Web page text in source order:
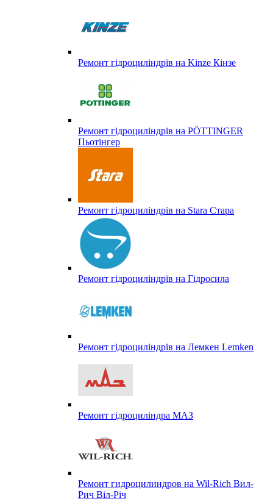
Ремонт гідроциліндрів на Kinze Кінзе
Ремонт гідроциліндрів на PÖTTINGER
Пьотінгер
Ремонт гідроциліндрів на Stara Стара
Ремонт гідроциліндрів на Гідросила
Ремонт гідроциліндрів на Лемкен Lemken
Ремонт гідроциліндра МАЗ
Ремонт гидроцилиндров на Wil-Rich Вил-
Рич Віл-Річ